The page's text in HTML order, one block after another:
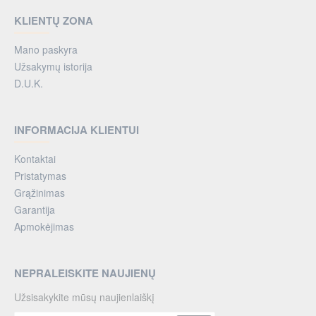
vandeniui atsparius dėklus arba specialias uždangas,
apsaugančias telefoną nuo lietaus ir purvo.
Universalūs: Tinka įvairių dydžių telefonams. Gali būti
pritaikyti tiek vertikaliam, tiek horizontaliam naudojimui.
Dažnai turi papildomų funkcijų, kaip galimybę sukti
SKS Germany: Šie laikikliai yra populiarūs dėl savo
patikimumo ir lengvo montavimo. Jie dažnai turi
apsaugančios telefoną nuo įbrėžimų.
Ibera: siūlo įvairius telefonų laikiklius dviračiams, kurie yra
pritaikyti tiek lauko, tiek vidaus dviračių sportui. Šie
laikikliai pasižymi funkcionalumu ir patogumu, leidžia
Quad Lock: Šis gamintojas siūlo aukštos kokybės
telefoną važiuojant. Jie taip pat turi specialius dėklus,
KLIENTŲ ZONA
Mano paskyra
Užsakymų istorija
D.U.K.
INFORMACIJA KLIENTUI
Kontaktai
Pristatymas
Grąžinimas
Garantija
Apmokėjimas
NEPRALEISKITE NAUJIENŲ
Užsisakykite mūsų naujienlaiškį